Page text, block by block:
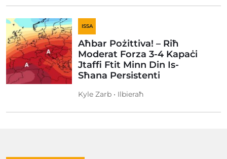
ISSA
Aħbar Pożittiva! – Riħ
Moderat Forza 3-4 Kapaċi
Jtaffi Ftit Minn Din Is-
Sħana Persistenti
Kyle Zarb • Ilbieraħ